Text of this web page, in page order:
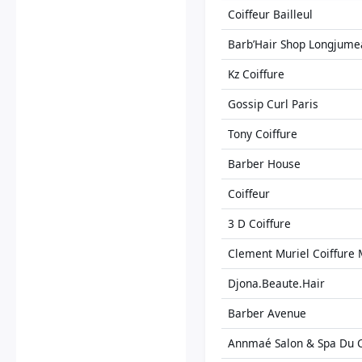
Coiffeur Bailleul
Barb’Hair Shop
Kz Coiffure
Gossip Curl Paris
Tony Coiffure
Barber House
Coiffeur
3 D Coiffure
Clement Muriel Coiffure
Djona.Beaute.Hair
Barber Avenue
Annmaé Salon & Spa Du